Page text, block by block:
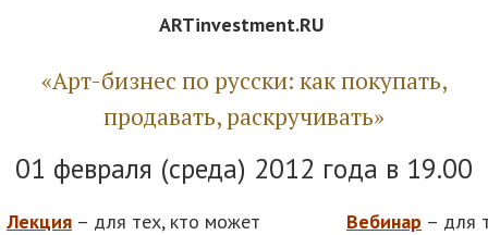
ARTinvestment.RU
«Арт-бизнес по русски: как покупать,
продавать, раскручивать»
01 февраля (среда) 2012 года в 19.00
Лекция – для тех, кто может
Вебинар – для